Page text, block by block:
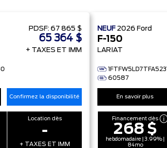
PDSF: 67 865 $
65 364 $
+ TAXES ET IMM
Confirmez la disponibilité
Location dès
-
+ TAXES ET IMM
NEUF 2026 Ford
F-150
LARIAT
60587
En savoir plus
Financement dès
268 $
hebdomadaire | 3.99% |
84mo